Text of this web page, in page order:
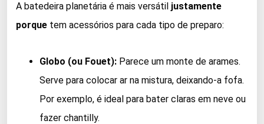
A batedeira planetária é mais versátil justamente
porque tem acessórios para cada tipo de preparo:
Globo (ou Fouet): Parece um monte de arames.
Serve para colocar ar na mistura, deixando-a fofa.
Por exemplo, é ideal para bater claras em neve ou
fazer chantilly.